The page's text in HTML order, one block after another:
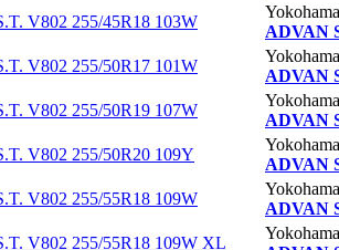
Yokohama
ADVAN
Yokohama
ADVAN
Yokohama
ADVAN
Yokohama
ADVAN
Yokohama
ADVAN
Yokohama